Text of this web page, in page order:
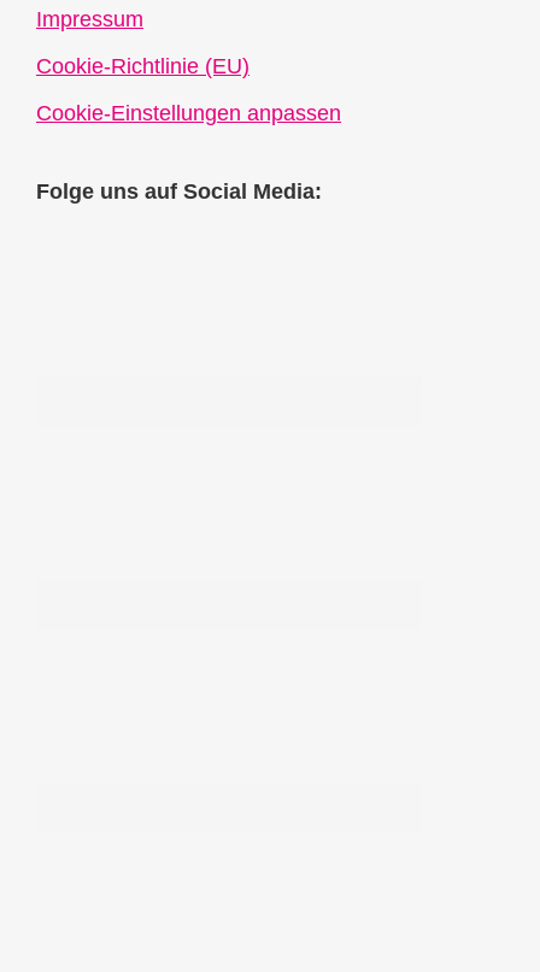
Impressum
Cookie-Richtlinie (EU)
Cookie-Einstellungen anpassen
Folge uns auf Social Media: